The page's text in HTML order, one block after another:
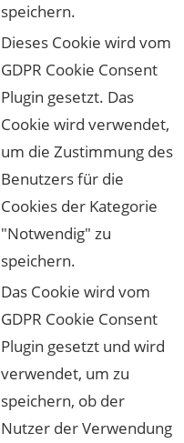
speichern.
Dieses Cookie wird vom
GDPR Cookie Consent
Plugin gesetzt. Das
Cookie wird verwendet,
um die Zustimmung des
Benutzers für die
Cookies der Kategorie
"Notwendig" zu
speichern.
Das Cookie wird vom
GDPR Cookie Consent
Plugin gesetzt und wird
verwendet, um zu
speichern, ob der
Nutzer der Verwendung